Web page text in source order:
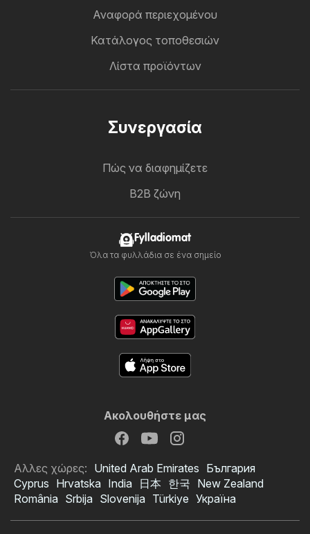
Αναφορά περιεχομένου
Κατάλογος τοποθεσιών
Λίστα προϊόντων
Συνεργασία
Πώς να διαφημίζετε
B2B ζώνη
Fylladiomat
Όλα τα φυλλάδια σε ένα σημείο
Ακολουθήστε μας
Αλλες χώρες: United Arab Emirates България
Cyprus Hrvatska India 日本 한국 New Zealand
România Srbija Slovenija Türkiye Україна